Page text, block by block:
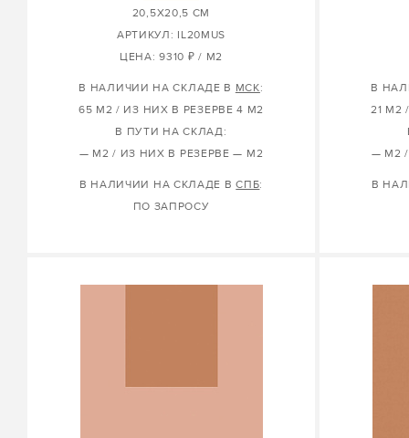
20,5X20,5 СМ
АРТИКУЛ: IL20MUS
ЦЕНА: 9310 ₽ / М2
В НАЛИЧИИ НА СКЛАДЕ В МСК:
65 М2 / ИЗ НИХ В РЕЗЕРВЕ 4 М2
В ПУТИ НА СКЛАД:
— М2 / ИЗ НИХ В РЕЗЕРВЕ — М2
В НАЛИЧИИ НА СКЛАДЕ ВСПБ:
ПО ЗАПРОСУ
В
21 М2
— М2
В